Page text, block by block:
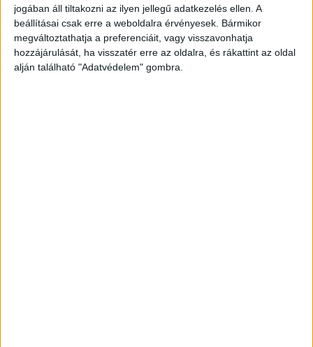
jogában áll tiltakozni az ilyen jellegű adatkezelés ellen. A
beállításai csak erre a weboldalra érvényesek. Bármikor
megváltoztathatja a preferenciáit, vagy visszavonhatja
hozzájárulását, ha visszatér erre az oldalra, és rákattint az oldal
alján található "Adatvédelem" gombra.